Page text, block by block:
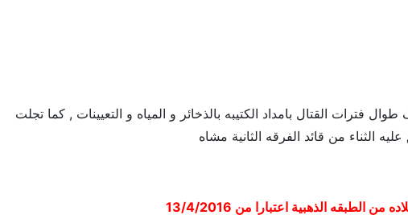
فترات القتال بامداد الكتيبه بالذخائر و المياه و التعيينات , كما تجلت
الثناء من قائد الفرقه الثانية مشاه
الذهبية اعتبارا من 13/4/2016